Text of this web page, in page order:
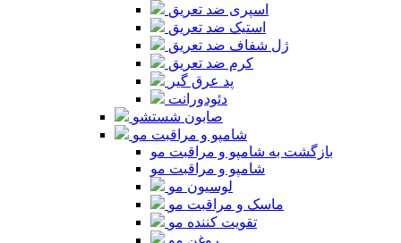
اسپری ضد تعریق
استیک ضد تعریق
ژل شفاف ضد تعریق
کرم ضد تعریق
پد عرق گیر
دئودورانت
صابون شستشو
شامپو و مراقبت مو
بازگشت به شامپو و مراقبت مو
شامپو و مراقبت مو
لوسیون مو
ماسک و مراقبت مو
تقویت کننده مو
روغن مو